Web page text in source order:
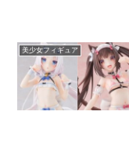
美少女フィギュア